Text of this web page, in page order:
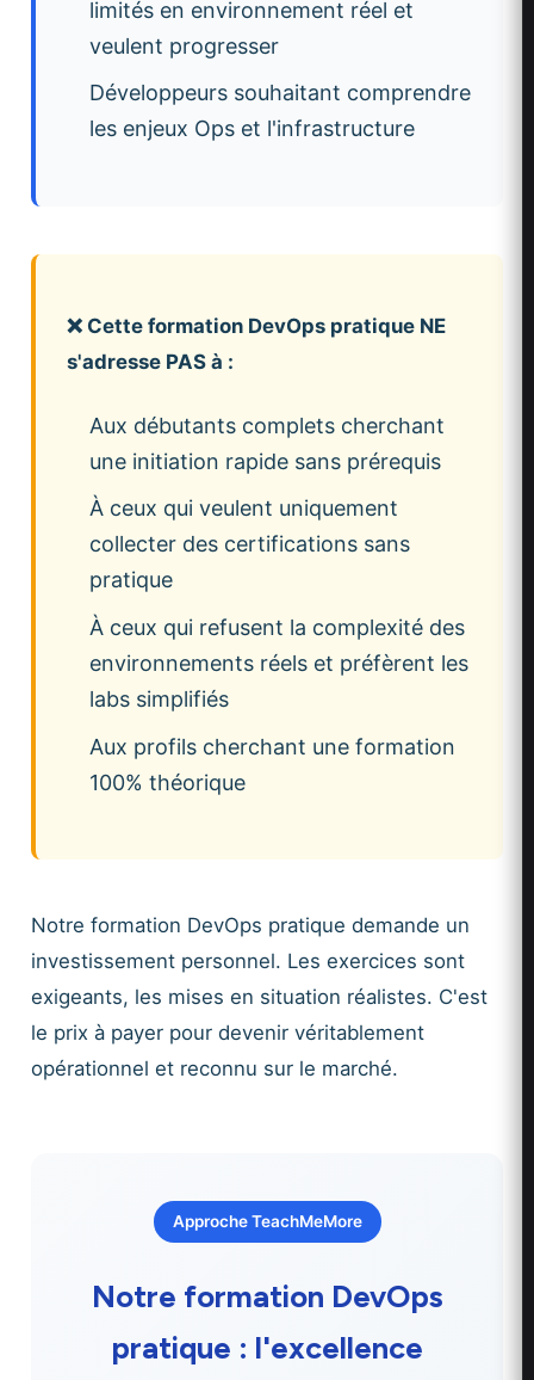
limités en environnement réel et
veulent progresser
Développeurs souhaitant comprendre
les enjeux Ops et l'infrastructure
❌ Cette formation DevOps pratique NE
s'adresse PAS à :
Aux débutants complets cherchant
une initiation rapide sans prérequis
À ceux qui veulent uniquement
collecter des certifications sans
pratique
À ceux qui refusent la complexité des
environnements réels et préfèrent les
labs simplifiés
Aux profils cherchant une formation
100% théorique
Notre formation DevOps pratique demande un
investissement personnel. Les exercices sont
exigeants, les mises en situation réalistes. C'est
le prix à payer pour devenir véritablement
opérationnel et reconnu sur le marché.
Approche TeachMeMore
Notre formation DevOps
pratique : l'excellence